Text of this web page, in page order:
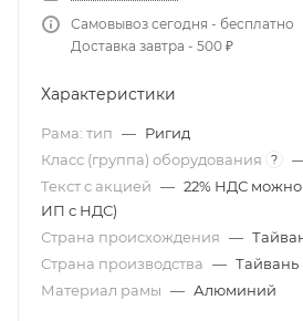
Самовывоз сегодня - бесплатно
Доставка завтра - 500 ₽
Характеристики
Рама: тип — Ригид
Класс (группа) оборудования
?
Текст с акцией — 22% НДС
ИП с НДС)
Страна происхождения —
Страна производства — Тайвань
Материал рамы — Алюминий